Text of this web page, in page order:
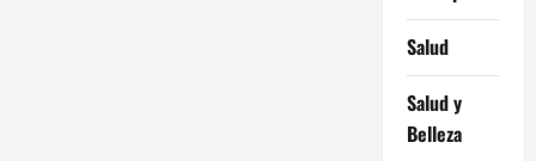
Salud
Salud y
Belleza